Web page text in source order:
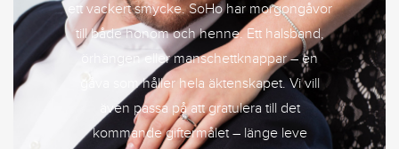
ett vackert smycke. SoHo har morgongåvor
till både honom och henne. Ett halsband,
örhängen eller manschettknappar – en
gåva som håller hela äktenskapet. Vi vill
även passa på att gratulera till det
kommande giftermålet – länge leve